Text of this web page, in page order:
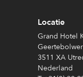
Locatie
Grand Hotel
3511 XA
Nederland